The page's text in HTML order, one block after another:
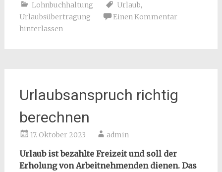
Lohnbuchhaltung Urlaub,
Urlaubsübertragung
Einen Kommentar
hinterlassen
Urlaubsanspruch richtig
berechnen
17. Oktober 2023 admin
Urlaub ist bezahlte Freizeit und soll der
Erholung von Arbeitnehmenden dienen. Das